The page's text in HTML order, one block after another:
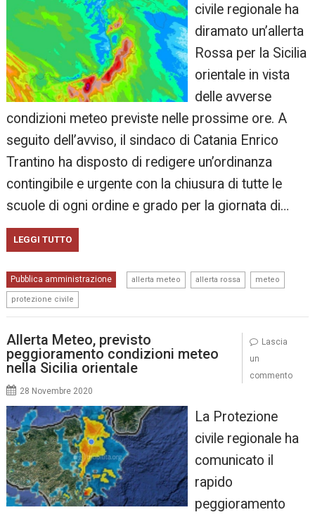
civile regionale ha
diramato un’allerta
Rossa per la Sicilia
orientale in vista
delle avverse
condizioni meteo previste nelle prossime ore. A
seguito dell’avviso, il sindaco di Catania Enrico
Trantino ha disposto di redigere un’ordinanza
contingibile e urgente con la chiusura di tutte le
scuole di ogni ordine e grado per la giornata di…
LEGGI TUTTO
Pubblica amministrazione allerta meteo allerta rossa meteo
protezione civile
Allerta Meteo, previsto
peggioramento condizioni meteo
nella Sicilia orientale
28 Novembre 2020
La Protezione
civile regionale ha
comunicato il
rapido
peggioramento
Lascia
un
commento